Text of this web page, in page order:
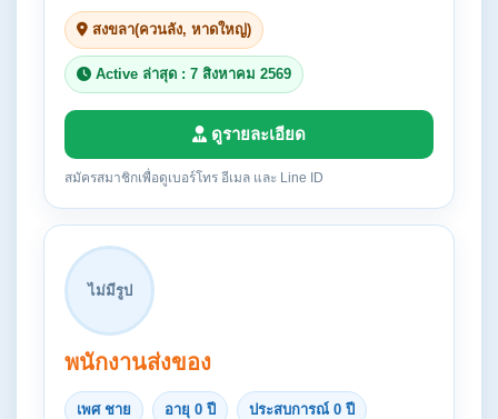
สงขลา(ควนลัง, หาดใหญ่)
Active ล่าสุด : 7 สิงหาคม 2569
ดูรายละเอียด
สมัครสมาชิกเพื่อดูเบอร์โทร อีเมล และ Line ID
ไม่มีรูป
พนักงานส่งของ
เพศ ชาย อายุ 0 ปี ประสบการณ์ 0 ปี